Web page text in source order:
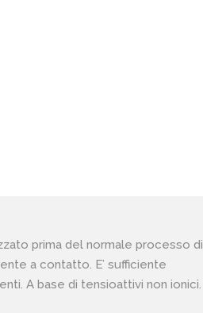
prima del normale processo di
a contatto. E’ sufficiente
A base di tensioattivi non ionici.